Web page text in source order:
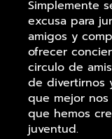
Simplemente
excusa para
amigos y
ofrecer
circulo de
de divertirnos
que mejor nos
que hemos
juventud.